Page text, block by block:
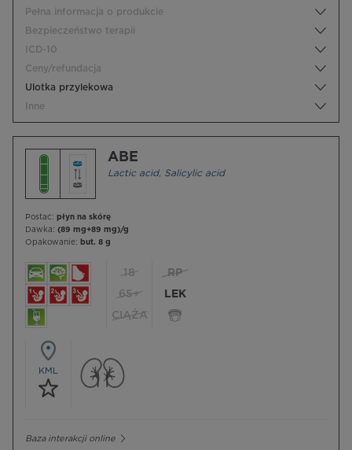
Pełna informacja o produkcie
Bezpieczeństwo terapii
ICD-10
Ceny/refundacja
Ulotka przylekowa
Inne
ABE
Lactic acid, Salicylic acid
Postać: płyn na skórę
Dawka: (89 mg+89 mg)/g
Opakowanie: but. 8 g
18
65+
CIĄŻA
RP
LEK
KML
Baza interakcji online